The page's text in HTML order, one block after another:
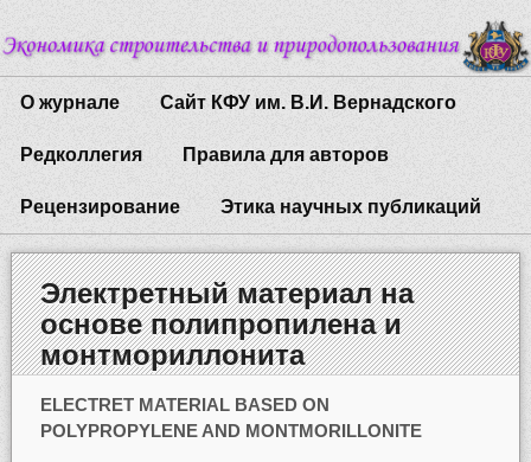
О журнале Сайт КФУ им. В.И. Вернадского
Редколлегия Правила для авторов
Рецензирование Этика научных публикаций
Электретный материал на
основе полипропилена и
монтмориллонита
ELECTRET MATERIAL BASED ON
POLYPROPYLENE AND MONTMORILLONITE